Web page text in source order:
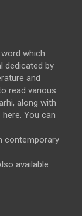
word which
dedicated by
and
read various
along with
You can
contemporary
available